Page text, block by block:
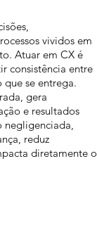
vividos em
Atuar em CX é
consistência entre
se entrega.
gera
e resultados
negligenciada,
reduz
diretamente o